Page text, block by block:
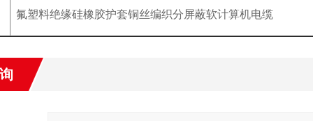
氟塑料绝缘硅橡胶护套铜丝编织分屏蔽软计算机电缆